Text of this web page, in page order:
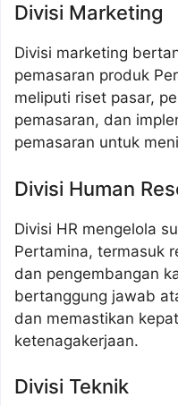
Divisi Marketing
Divisi marketing
pemasaran produk
meliputi riset pasar,
pemasaran, dan
pemasaran untuk
Divisi Human
Divisi HR mengelola
Pertamina, termasuk
dan pengembangan
bertanggung jawab
dan memastikan
ketenagakerjaan.
Divisi Teknik